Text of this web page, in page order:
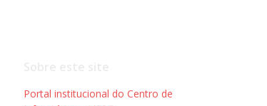
Portal institucional do Centro de